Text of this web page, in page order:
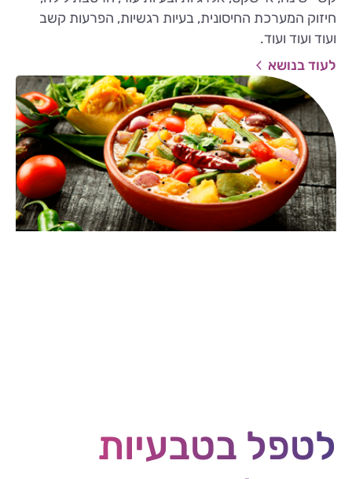
חיזוק המערכת החיסונית, בעיות רגשיות, הפרעות קשב
ועוד ועוד ועוד.
לעוד בנושא
לטפל בטבעיות